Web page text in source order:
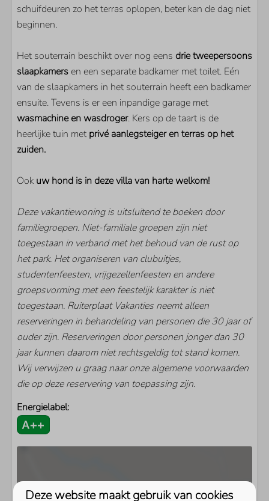
schuifdeuren zo het terras oplopen, beter kan de dag niet
beginnen.
Het souterrain beschikt over nog eens drie tweepersoons
slaapkamers en een separate badkamer met toilet. Eén
van de slaapkamers in het souterrain heeft een badkamer
ensuite. Tevens is er een inpandige garage met
wasmachine en wasdroger. Kers op de taart is de
heerlijke tuin metprivé aanlegsteiger en terras op het
zuiden.
Ook uw hond is in deze villa van harte welkom!
Deze vakantiewoning is uitsluitend te boeken door
familiegroepen. Niet-familiale groepen zijn niet
toegestaan in verband met het behoud van de rust op
het park. Het organiseren van clubuitjes,
studentenfeesten, vrijgezellenfeesten en andere
groepsvorming met een feestelijk karakter is niet
toegestaan. Ruiterplaat Vakanties neemt alleen
reserveringen in behandeling van personen die 30 jaar of
ouder zijn. Reserveringen door personen jonger dan 30
jaar kunnen daarom niet rechtsgeldig tot stand komen.
Wij verwijzen u graag naar onze algemene voorwaarden
die op deze reservering van toepassing zijn.
Energielabel:
Deze website maakt gebruik van cookies